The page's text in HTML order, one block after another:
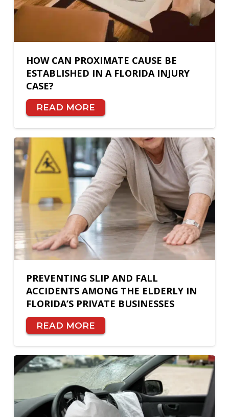
HOW CAN PROXIMATE CAUSE BE
ESTABLISHED IN A FLORIDA INJURY
CASE?
READ MORE
PREVENTING SLIP AND FALL
ACCIDENTS AMONG THE ELDERLY IN
FLORIDA’S PRIVATE BUSINESSES
READ MORE